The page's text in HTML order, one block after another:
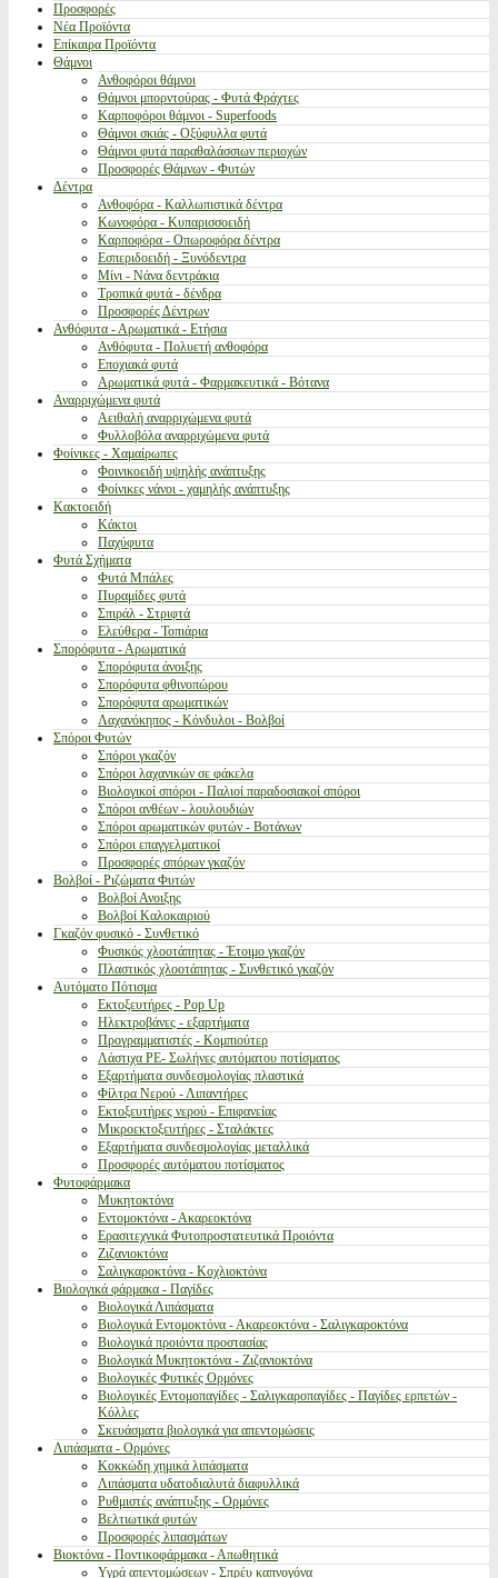
Προσφορές
Νέα Προϊόντα
Επίκαιρα Προϊόντα
Θάμνοι
Ανθοφόροι θάμνοι
Θάμνοι μπορντούρας - Φυτά Φράχτες
Καρποφόροι θάμνοι - Superfoods
Θάμνοι σκιάς - Οξύφυλλα φυτά
Θάμνοι φυτά παραθαλάσσιων περιοχών
Προσφορές Θάμνων - Φυτών
Δέντρα
Ανθοφόρα - Καλλωπιστικά δέντρα
Κωνοφόρα - Κυπαρισσοειδή
Καρποφόρα - Οπωροφόρα δέντρα
Εσπεριδοειδή - Ξυνόδεντρα
Μίνι - Νάνα δεντράκια
Τροπικά φυτά - δένδρα
Προσφορές Δέντρων
Ανθόφυτα - Αρωματικά - Ετήσια
Ανθόφυτα - Πολυετή ανθοφόρα
Εποχιακά φυτά
Αρωματικά φυτά - Φαρμακευτικά - Βότανα
Αναρριχώμενα φυτά
Αειθαλή αναρριχώμενα φυτά
Φυλλοβόλα αναρριχώμενα φυτά
Φοίνικες - Χαμαίρωπες
Φοινικοειδή υψηλής ανάπτυξης
Φοίνικες νάνοι - χαμηλής ανάπτυξης
Κακτοειδή
Κάκτοι
Παχύφυτα
Φυτά Σχήματα
Φυτά Μπάλες
Πυραμίδες φυτά
Σπιράλ - Στριφτά
Ελεύθερα - Τοπιάρια
Σπορόφυτα - Αρωματικά
Σπορόφυτα άνοιξης
Σπορόφυτα φθινοπώρου
Σπορόφυτα αρωματικών
Λαχανόκηπος - Κόνδυλοι - Βολβοί
Σπόροι Φυτών
Σπόροι γκαζόν
Σπόροι λαχανικών σε φάκελα
Βιολογικοί σπόροι - Παλιοί παραδοσιακοί σπόροι
Σπόροι ανθέων - λουλουδιών
Σπόροι αρωματικών φυτών - Βοτάνων
Σπόροι επαγγελματικοί
Προσφορές σπόρων γκαζόν
Βολβοί - Ριζώματα Φυτών
Βολβοί Ανοιξης
Βολβοί Καλοκαιριού
Γκαζόν φυσικό - Συνθετικό
Φυσικός χλοοτάπητας - Έτοιμο γκαζόν
Πλαστικός χλοοτάπητας - Συνθετικό γκαζόν
Αυτόματο Πότισμα
Εκτοξευτήρες - Pop Up
Ηλεκτροβάνες - εξαρτήματα
Προγραμματιστές - Κομπιούτερ
Λάστιχα PE- Σωλήνες αυτόματου ποτίσματος
Εξαρτήματα συνδεσμολογίας πλαστικά
Φίλτρα Νερού - Λιπαντήρες
Εκτοξευτήρες νερού - Επιφανείας
Μικροεκτοξευτήρες - Σταλάκτες
Εξαρτήματα συνδεσμολογίας μεταλλικά
Προσφορές αυτόματου ποτίσματος
Φυτοφάρμακα
Μυκητοκτόνα
Εντομοκτόνα - Ακαρεοκτόνα
Ερασιτεχνικά Φυτοπροστατευτικά Προιόντα
Ζιζανιοκτόνα
Σαλιγκαροκτόνα - Κοχλιοκτόνα
Βιολογικά φάρμακα - Παγίδες
Βιολογικά Λιπάσματα
Βιολογικά Εντομοκτόνα - Ακαρεοκτόνα - Σαλιγκαροκτόνα
Βιολογικά προιόντα προστασίας
Βιολογικά Μυκητοκτόνα - Ζιζανιοκτόνα
Βιολογικές Φυτικές Ορμόνες
Βιολογικές Εντομοπαγίδες - Σαλιγκαροπαγίδες - Παγίδες ερπετών -
Κόλλες
Σκευάσματα βιολογικά για απεντομώσεις
Λιπάσματα - Ορμόνες
Κοκκώδη χημικά λιπάσματα
Λιπάσματα υδατοδιαλυτά διαφυλλικά
Ρυθμιστές ανάπτυξης - Ορμόνες
Βελτιωτικά φυτών
Προσφορές λιπασμάτων
Βιοκτόνα - Ποντικοφάρμακα - Απωθητικά
Υγρά απεντομώσεων - Σπρέυ καπνογόνα